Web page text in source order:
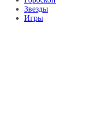
Звезды
Игры